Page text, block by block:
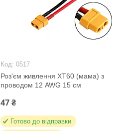
0517
Роз'єм живлення XT60 (мама) з
проводом 12 AWG 15 см
47 ₴
Готово до відправки